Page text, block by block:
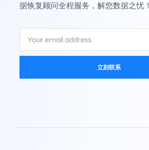
据恢复顾问全程服务，解您数据之忧！
立刻联系